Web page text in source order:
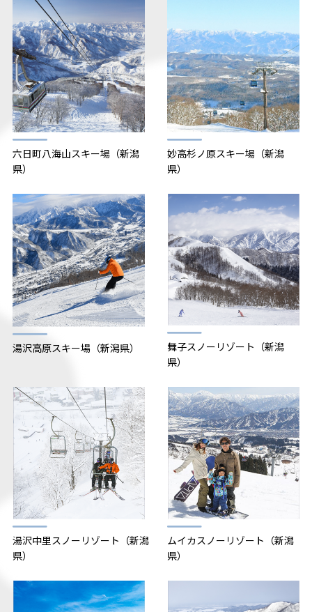
下のスキー場ではモニターチケットの除外日となり
利用できませんのでご了承ください。
【25年度除外日】
富良野スキー場・雫石スキー場・かぐらスキー場・
妙高杉ノ原スキー場：2025.12/27～2026.1/4
苗場スキー場・六日町八海山スキー場：2025.12/27
～2026.1/4・2026.1/10～1/11・2/21～22
志賀高原焼額山スキー場 ：2025.12/27～2026.1/3
軽井沢プリンスホテルスキー場：2025.12/27～2026.
1/5､1/10-12、1/31､2/1､2/7-8、2/14-15､2/21-23
グランスノー奥伊吹： 2026年1月11日(日)～12日
（月・祝）・ 2026年2月11日(水・祝)・ 2026年2月2
2日(日)～23日（月・祝）
佐久スキーガーデンパラダ：2025.12/29～2026.1/
4・1/10～12・2/11・2/21～23
・各スキー場、ナイター券は対象ではありません。
・本調査に関するお問い合わせは、本モニター調査事
務局
（1000monitor_support@googlegroups.com）
までご連絡ください。各スキー場では受け付けてお
りせん。また質問時には必ずyukiyamaIDを記載くだ
さい。
・お預かりした個人情報は（公財）日本交通公社の個
人情報保護方針に従って管理し、事業終了後に破棄
当該財団の個人情報保護指針につきましては、下記
リンク先をご参照ください。
https://www.jtb.or.jp/privacy-policy/
六日町八海山スキー場（新潟
県）
妙高杉ノ原スキー場（新潟
県）
湯沢高原スキー場（新潟県）
舞子スノーリゾート（新潟
県）
湯沢中里スノーリゾート（新潟
県）
ムイカスノーリゾート（新潟
県）